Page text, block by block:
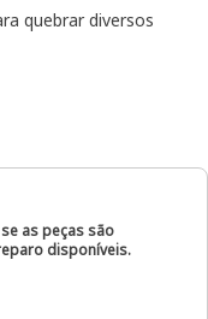
quebrar diversos
as peças são
disponíveis.